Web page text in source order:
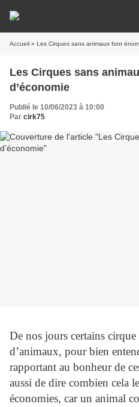
Accueil » Les Cirques sans animaux font
Les Cirques sans
d’économie
Publié le 10/06/2023 à 10:00
Par cirk75
De nos jours certains
d’animaux, pour bien
rapportant au bonheur de
aussi de dire combien cela
économies, car un animal